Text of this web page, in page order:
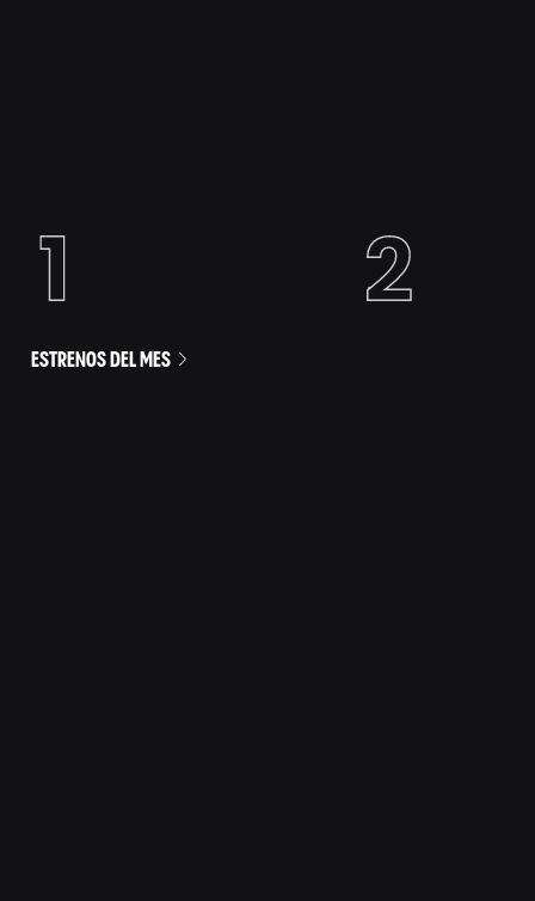
ESTRENOS DEL MES